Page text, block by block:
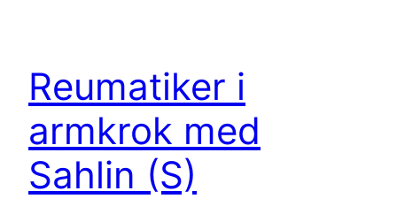
Reumatiker i
armkrok med
Sahlin (S)